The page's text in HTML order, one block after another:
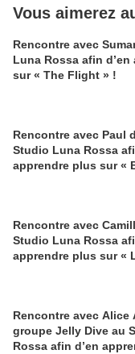
Vous aimerez
Rencontre avec
Luna Rossa afin
sur « The Flight » !
Rencontre avec Paul
Studio Luna Rossa
apprendre plus sur «
Rencontre avec
Studio Luna Rossa
apprendre plus sur «
Rencontre avec Alice
groupe Jelly Dive au
Rossa afin d’en